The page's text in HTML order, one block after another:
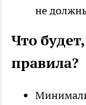
не
Что
правила?